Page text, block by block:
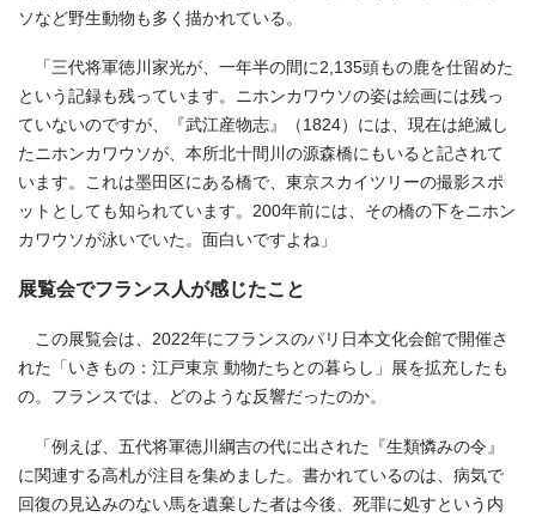
ソなど野生動物も多く描かれている。
「三代将軍徳川家光が、一年半の間に2,135頭もの鹿を仕留めた
という記録も残っています。ニホンカワウソの姿は絵画には残っ
ていないのですが、『武江産物志』（1824）には、現在は絶滅し
たニホンカワウソが、本所北十間川の源森橋にもいると記されて
います。これは墨田区にある橋で、東京スカイツリーの撮影スポ
ットとしても知られています。200年前には、その橋の下をニホン
カワウソが泳いでいた。面白いですよね」
展覧会でフランス人が感じたこと
この展覧会は、2022年にフランスのパリ日本文化会館で開催さ
れた「いきもの：江戸東京 動物たちとの暮らし」展を拡充したも
の。フランスでは、どのような反響だったのか。
「例えば、五代将軍徳川綱吉の代に出された『生類憐みの令』
に関連する高札が注目を集めました。書かれているのは、病気で
回復の見込みのない馬を遺棄した者は今後、死罪に処すという内